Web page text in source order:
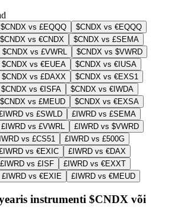
$CNDX vs £EQQQ
$CNDX vs €EQQQ
$CNDX vs €CNDX
$CNDX vs £SEMA
$CNDX vs £VWRL
$CNDX vs $VWRD
$CNDX vs €EUEA
$CNDX vs €IUSA
$CNDX vs £DAXX
$CNDX vs €EXS1
$CNDX vs €ISFA
$CNDX vs €IWDA
$CNDX vs £MEUD
$CNDX vs €EXSA
vs £SWLD
£IWRD vs £SEMA
£IWRD vs £VWRL
£IWRD vs $VWRD
vs £CS51
£IWRD vs £500G
vs €EXIC
£IWRD vs €DAX
£IWRD vs £ISF
£IWRD vs €EXXT
£IWRD vs €EXIE £IWRD vs €MEUD
instrumenti $CNDX või